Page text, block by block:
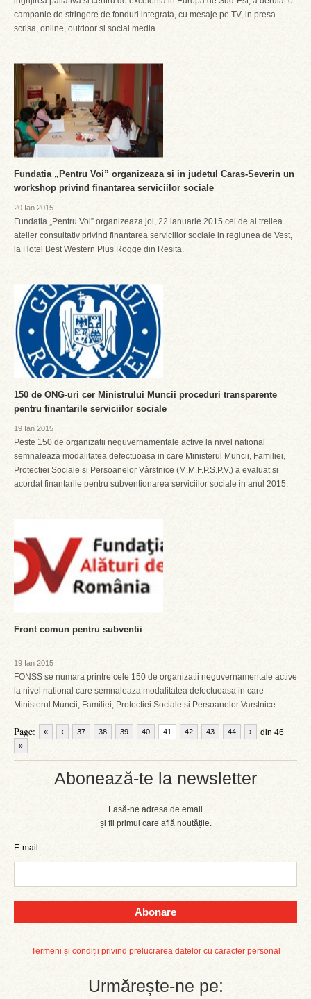
Abonează-te la newsletter
Lasă-ne adresa de email
și fii primul care află noutățile.
E-mail:
Abonare
Termeni și condiții privind prelucrarea datelor cu caracter personal
Urmărește-ne pe:
campanie de stringere de fonduri integrata, cu mesaje pe TV, in presa
scrisa, online, outdoor si social media.
Fundatia „Pentru Voi” organizeaza si in judetul Caras-Severin un
workshop privind finantarea serviciilor sociale
20 Ian 2015
Fundatia „Pentru Voi” organizeaza joi, 22 ianuarie 2015 cel de al treilea
atelier consultativ privind finantarea serviciilor sociale in regiunea de Vest,
la Hotel Best Western Plus Rogge din Resita.
150 de ONG-uri cer Ministrului Muncii proceduri transparente
pentru finantarile serviciilor sociale
19 Ian 2015
Peste 150 de organizatii neguvernamentale active la nivel national
semnaleaza modalitatea defectuoasa in care Ministerul Muncii, Familiei,
Protectiei Sociale si Persoanelor Vârstnice (M.M.F.P.S.P.V.) a evaluat si
acordat finantarile pentru subventionarea serviciilor sociale in anul 2015.
Front comun pentru subventii
19 Ian 2015
FONSS se numara printre cele 150 de organizatii neguvernamentale active
la nivel national care semnaleaza modalitatea defectuoasa in care
Ministerul Muncii, Familiei, Protectiei Sociale si Persoanelor Varstnice...
Page: « ‹ 37 38 39 40 41 42 43 44 din 46
›
»